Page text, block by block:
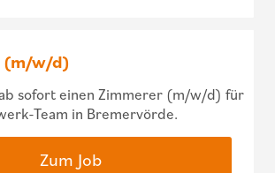
(m/w/d)
sofort einen Zimmerer (m/w/d) für
Team in Bremervörde.
Zum Job